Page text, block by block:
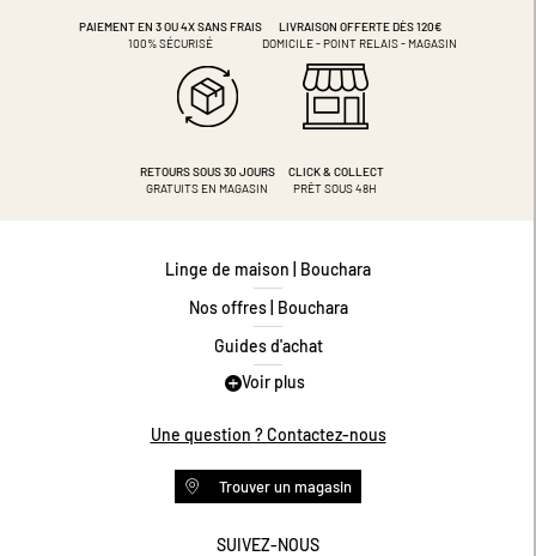
PAIEMENT EN 3 OU 4XSANS FRAIS
100% SÉCURISÉ
LIVRAISON OFFERTE DÈS 120€
DOMICILE - POINT RELAIS - MAGASIN
RETOURS SOUS 30 JOURS
GRATUITS EN MAGASIN
CLICK & COLLECT
PRÊT SOUS 48H
Linge de maison | Bouchara
Nos offres | Bouchara
Guides d'achat
Guide des tailles
Programme de fidélité
Conditions des offres
Voir plus
Une question ? Contactez-nous
Trouver un magasin
SUIVEZ-NOUS